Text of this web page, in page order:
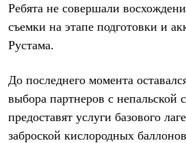
Ребята не совершали
съемки на этапе подготовки и
Рустама.
До последнего момента
выбора партнеров с непальской
предоставят услуги базового
заброской кислородных